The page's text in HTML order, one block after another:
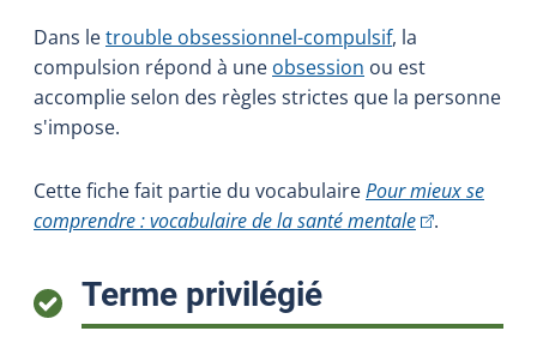
Dans letrouble obsessionnel-compulsif, la
compulsion répond à une obsession ou est
accomplie selon des règles strictes que la personne
s'impose.
Cette fiche fait partie du vocabulairePour mieux se
comprendre : vocabulaire de la santé mentale(Cet
.
Terme privilégié: